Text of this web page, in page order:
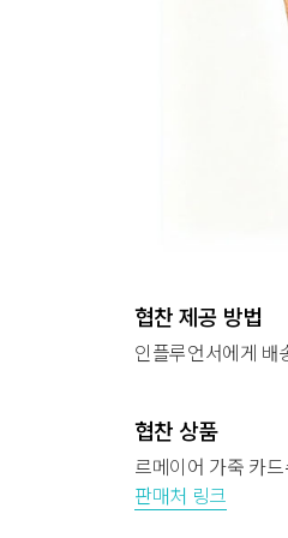
협찬 제공 방법
인플루언서에게 배
협찬 상품
르메이어 가죽 카
판매처 링크